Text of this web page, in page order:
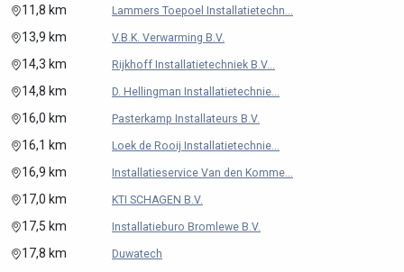
11,8 km Lammers Toepoel Installatietechn...
13,9 km V.B.K. Verwarming B.V.
14,3 km Rijkhoff Installatietechniek B.V...
14,8 km D. Hellingman Installatietechnie...
16,0 km Pasterkamp Installateurs B.V.
16,1 km Loek de Rooij Installatietechnie...
16,9 km Installatieservice Van den Komme...
17,0 km KTI SCHAGEN B.V.
17,5 km Installatieburo Bromlewe B.V.
17,8 km Duwatech